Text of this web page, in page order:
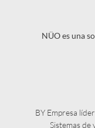
NÜO es una
BY Empresa
Sistemas de